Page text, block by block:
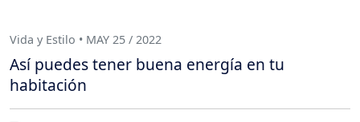
Vida y Estilo • MAY 25 / 2022
Así puedes tener buena energía en tu
habitación